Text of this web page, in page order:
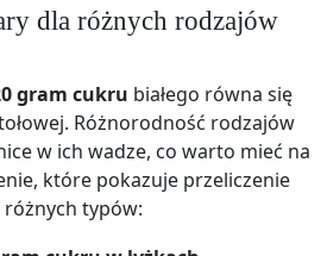
dla różnych rodzajów
gram cukru białego równa się
Różnorodność rodzajów
w ich wadze, co warto mieć na
które pokazuje przeliczenie
typów: